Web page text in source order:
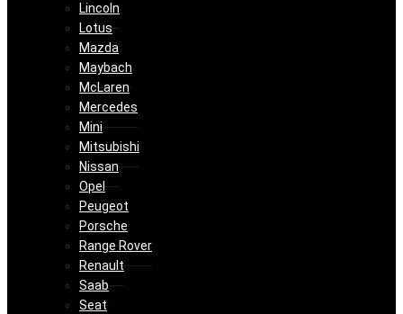
Lincoln
Lotus
Mazda
Maybach
McLaren
Mercedes
Mini
Mitsubishi
Nissan
Opel
Peugeot
Porsche
Range Rover
Renault
Saab
Seat